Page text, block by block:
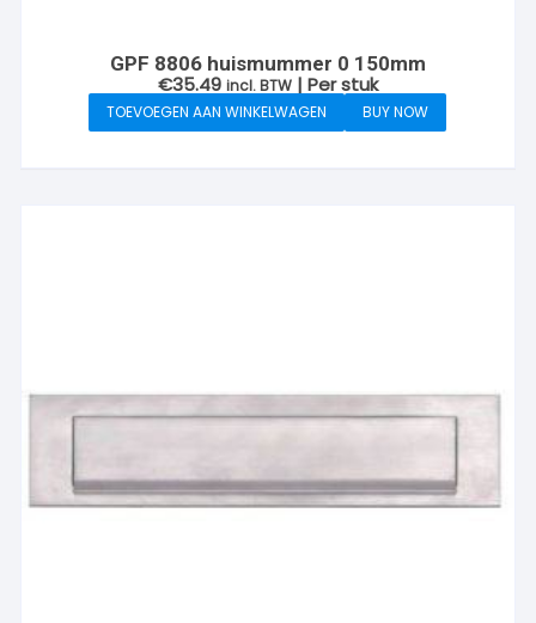
GPF 8806 huismummer 0 150mm
€35.49 incl. BTW | Per stuk
TOEVOEGEN AAN WINKELWAGEN BUY NOW